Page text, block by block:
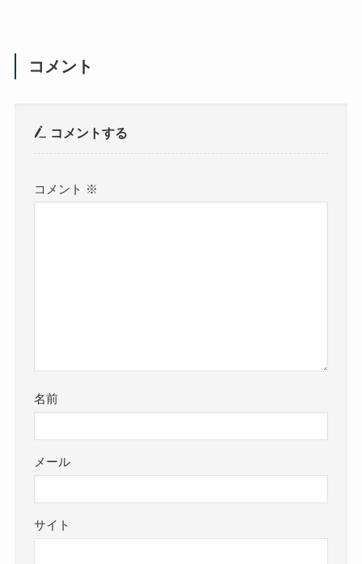
コメント
コメントする
コメント ※
名前
メール
サイト